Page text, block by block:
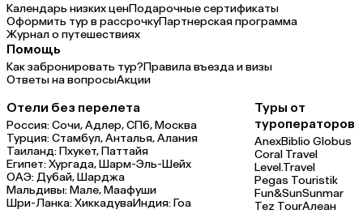
Календарь низких ценПодарочные сертификаты
Оформить тур в рассрочкуПартнерская программа
Журнал о путешествиях
Помощь
Как забронировать тур?Правила въезда и визы
Ответы на вопросыАкции
Отели без перелета
Россия:Сочи,Адлер,СПб,Москва
Турция:Стамбул,Анталья,Алания
Таиланд:Пхукет,Паттайя
Египет:Хургада,Шарм-Эль-Шейх
ОАЭ:Дубай,Шарджа
Мальдивы:Мале,Маафуши
Шри-Ланка:ХиккадуваИндия:Гоа
Туры от
туроператоров
AnexBiblio Globus
Coral Travel
Level.Travel
Pegas Touristik
Fun&SunSunmar
Tez TourАлеан